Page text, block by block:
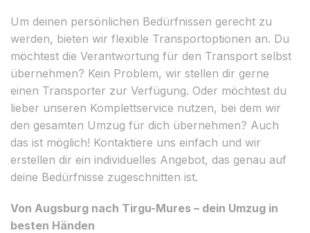
Um deinen persönlichen Bedürfnissen gerecht zu
werden, bieten wir flexible Transportoptionen an. Du
möchtest die Verantwortung für den Transport selbst
übernehmen? Kein Problem, wir stellen dir gerne
einen Transporter zur Verfügung. Oder möchtest du
lieber unseren Komplettservice nutzen, bei dem wir
den gesamten Umzug für dich übernehmen? Auch
das ist möglich! Kontaktiere uns einfach und wir
erstellen dir ein individuelles Angebot, das genau auf
deine Bedürfnisse zugeschnitten ist.
Von Augsburg nach Tirgu-Mures – dein Umzug in
besten Händen